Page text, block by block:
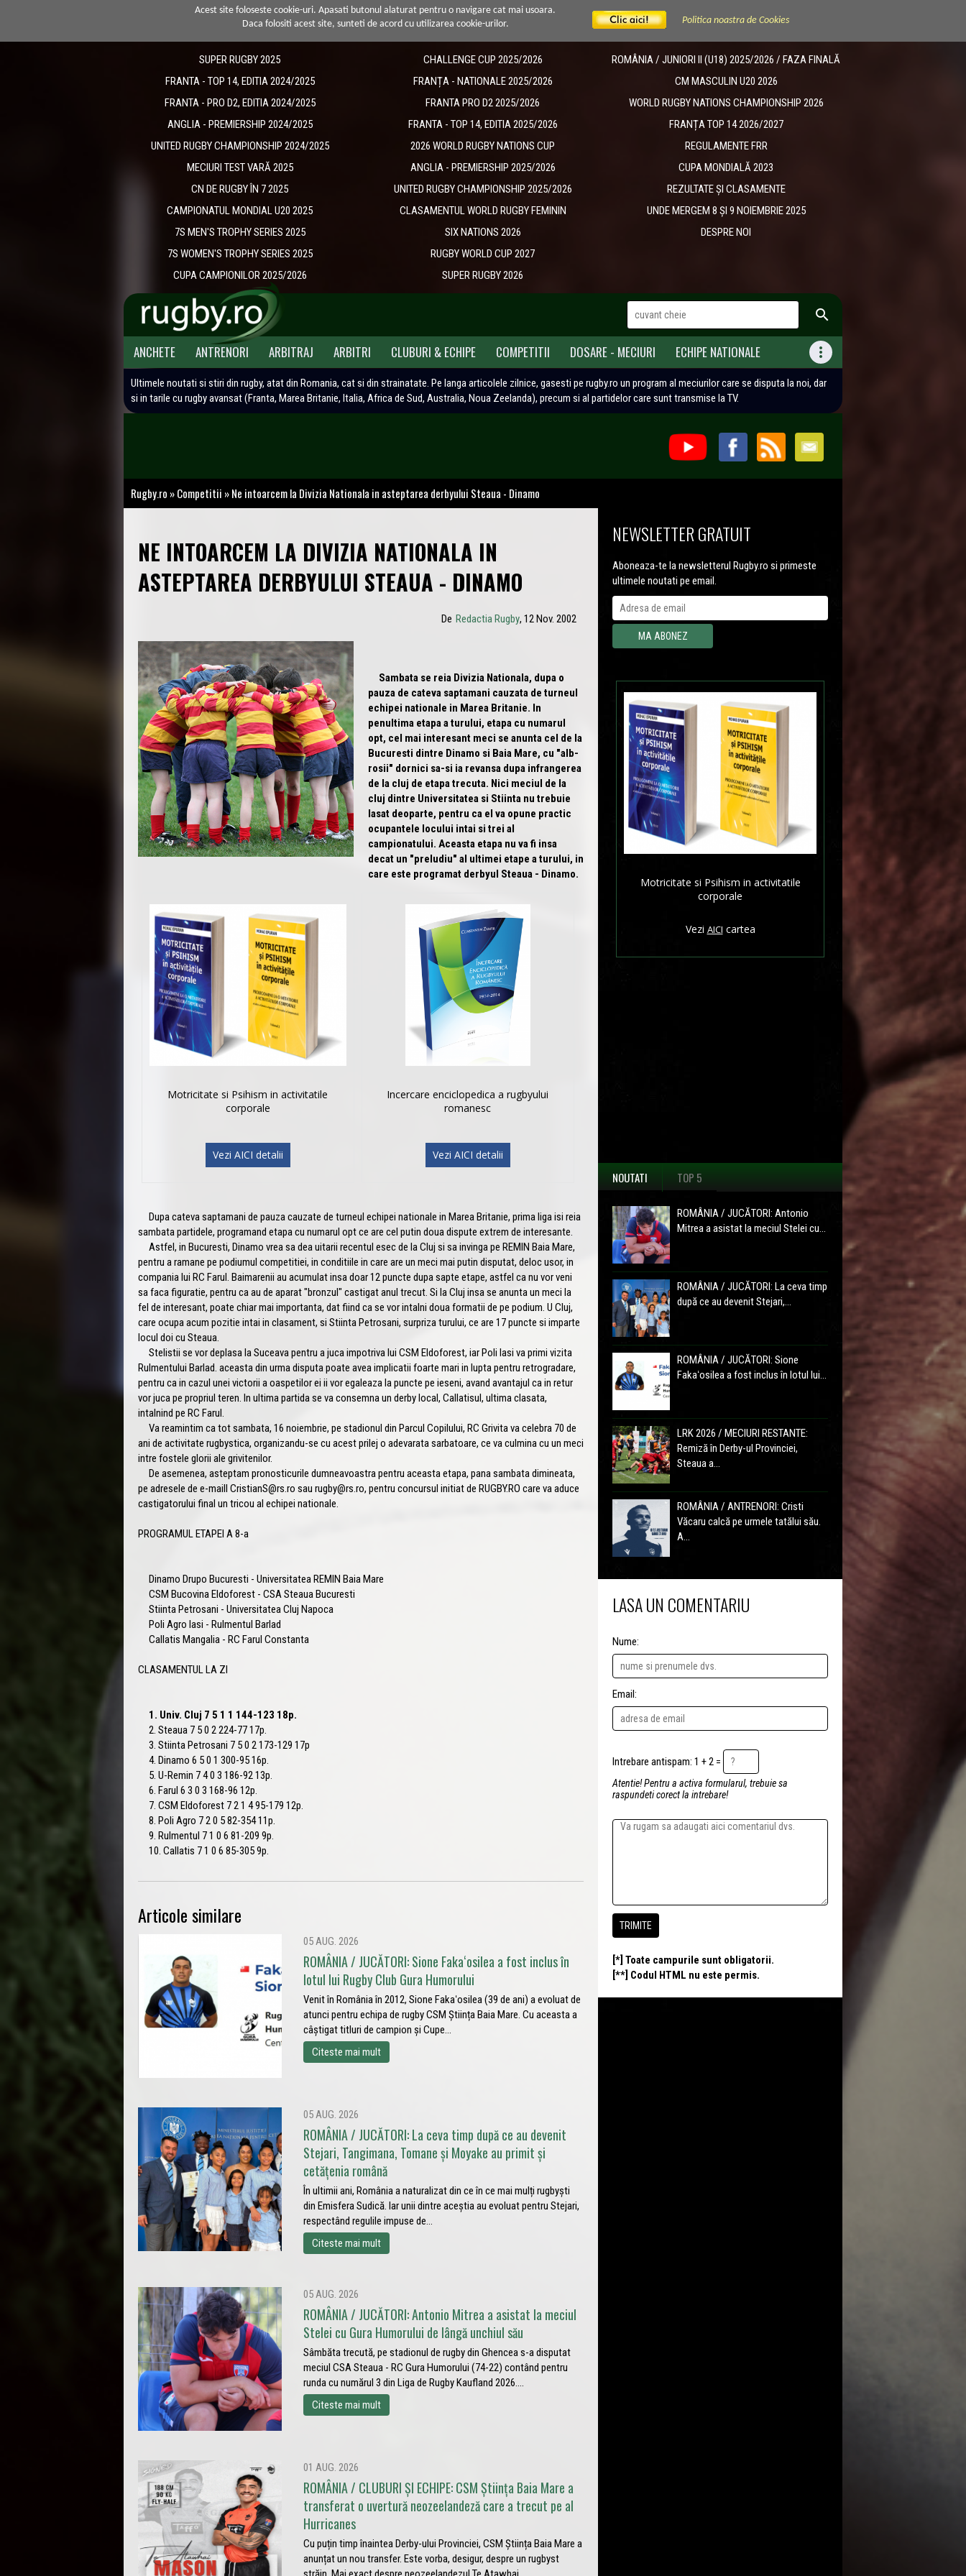
Politica noastra de Cookies
Acest site foloseste cookie-uri. Apasati butonul alaturat pentru o navigare cat mai usoara.
Daca folositi acest site, sunteti de acord cu utilizarea cookie-urilor.
SUPER RUGBY 2025
FRANTA - TOP 14, EDITIA 2024/2025
FRANTA - PRO D2, EDITIA 2024/2025
ANGLIA - PREMIERSHIP 2024/2025
UNITED RUGBY CHAMPIONSHIP 2024/2025
MECIURI TEST VARĂ 2025
CN DE RUGBY ÎN 7 2025
CAMPIONATUL MONDIAL U20 2025
7S MEN'S TROPHY SERIES 2025
7S WOMEN'S TROPHY SERIES 2025
CUPA CAMPIONILOR 2025/2026
CHALLENGE CUP 2025/2026
​FRANȚA - NATIONALE 2025/2026
FRANTA PRO D2 2025/2026
FRANTA - TOP 14, EDITIA 2025/2026
2026 WORLD RUGBY NATIONS CUP
ANGLIA - PREMIERSHIP 2025/2026
UNITED RUGBY CHAMPIONSHIP 2025/2026
CLASAMENTUL WORLD RUGBY FEMININ
SIX NATIONS 2026
RUGBY WORLD CUP 2027
SUPER RUGBY 2026
ROMÂNIA / JUNIORI II (U18) 2025/2026 / FAZA FINALĂ
CM MASCULIN U20 2026
WORLD RUGBY NATIONS CHAMPIONSHIP 2026
FRANȚA TOP 14 2026/2027
REGULAMENTE FRR
CUPA MONDIALĂ 2023
REZULTATE ȘI CLASAMENTE
UNDE MERGEM 8 ȘI 9 NOIEMBRIE 2025
DESPRE NOI

ANCHETE ANTRENORI ARBITRAJ ARBITRI CLUBURI & ECHIPE COMPETITII DOSARE - MECIURI ECHIPE NATIONALE 
Ultimele noutati si stiri din rugby, atat din Romania, cat si din strainatate. Pe langa articolele zilnice, gasesti pe rugby.ro un program al meciurilor care se disputa la noi, dar
si in tarile cu rugby avansat (Franta, Marea Britanie, Italia, Africa de Sud, Australia, Noua Zeelanda), precum si al partidelor care sunt transmise la TV.
Rugby.ro »Competitii »Ne intoarcem la Divizia Nationala in asteptarea derbyului Steaua - Dinamo
NE INTOARCEM LA DIVIZIA NATIONALA IN
ASTEPTAREA DERBYULUI STEAUA - DINAMO
De Redactia Rugby, 12 Nov. 2002
Sambata se reia Divizia Nationala, dupa o
pauza de cateva saptamani cauzata de turneul
echipei nationale in Marea Britanie. In
penultima etapa a turului, etapa cu numarul
opt, cel mai interesant meci se anunta cel de la
Bucuresti dintre Dinamo si Baia Mare, cu "alb-
rosii" dornici sa-si ia revansa dupa infrangerea
de la cluj de etapa trecuta. Nici meciul de la
cluj dintre Universitatea si Stiinta nu trebuie
lasat deoparte, pentru ca el va opune practic
ocupantele locului intai si trei al
campionatului. Aceasta etapa nu va fi insa
decat un "preludiu" al ultimei etape a turului, in
care este programat derbyul Steaua - Dinamo.
Motricitate si Psihism in activitatile
corporale
Vezi AICI detalii
Incercare enciclopedica a rugbyului
romanesc
Vezi AICI detalii
Dupa cateva saptamani de pauza cauzate de turneul echipei nationale in Marea Britanie, prima liga isi reia
sambata partidele, programand etapa cu numarul opt ce are cel putin doua dispute extrem de interesante.
Astfel, in Bucuresti, Dinamo vrea sa dea uitarii recentul esec de la Cluj si sa invinga pe REMIN Baia Mare,
pentru a ramane pe podiumul competitiei, in conditiile in care are un meci mai putin disputat, deloc usor, in
compania lui RC Farul. Baimarenii au acumulat insa doar 12 puncte dupa sapte etape, astfel ca nu vor veni
sa faca figuratie, pentru ca au de aparat "bronzul" castigat anul trecut. Si la Cluj insa se anunta un meci la
fel de interesant, poate chiar mai importanta, dat fiind ca se vor intalni doua formatii de pe podium. U Cluj,
care ocupa acum pozitie intai in clasament, si Stiinta Petrosani, surpriza turului, ce are 17 puncte si imparte
locul doi cu Steaua.
Stelistii se vor deplasa la Suceava pentru a juca impotriva lui CSM Eldoforest, iar Poli Iasi va primi vizita
Rulmentului Barlad. aceasta din urma disputa poate avea implicatii foarte mari in lupta pentru retrogradare,
pentru ca in cazul unei victorii a oaspetilor ei ii vor egaleaza la puncte pe ieseni, avand avantajul ca in retur
vor juca pe propriul teren. In ultima partida se va consemna un derby local, Callatisul, ultima clasata,
intalnind pe RC Farul.
Va reamintim ca tot sambata, 16 noiembrie, pe stadionul din Parcul Copilului, RC Grivita va celebra 70 de
ani de activitate rugbystica, organizandu-se cu acest prilej o adevarata sarbatoare, ce va culmina cu un meci
intre fostele glorii ale grivitenilor.
De asemenea, asteptam pronosticurile dumneavoastra pentru aceasta etapa, pana sambata dimineata,
pe adresele de e-maill CristianS@rs.ro sau rugby@rs.ro, pentru concursul initiat de RUGBY.RO care va aduce
castigatorului final un tricou al echipei nationale.
PROGRAMUL ETAPEI A 8-a
Dinamo Drupo Bucuresti - Universitatea REMIN Baia Mare
CSM Bucovina Eldoforest - CSA Steaua Bucuresti
Stiinta Petrosani - Universitatea Cluj Napoca
Poli Agro Iasi - Rulmentul Barlad
Callatis Mangalia - RC Farul Constanta
CLASAMENTUL LA ZI
1. Univ. Cluj 7 5 1 1 144-123 18p.
2. Steaua 7 5 0 2 224-77 17p.
3. Stiinta Petrosani 7 5 0 2 173-129 17p
4. Dinamo 6 5 0 1 300-95 16p.
5. U-Remin 7 4 0 3 186-92 13p.
6. Farul 6 3 0 3 168-96 12p.
7. CSM Eldoforest 7 2 1 4 95-179 12p.
8. Poli Agro 7 2 0 5 82-354 11p.
9. Rulmentul 7 1 0 6 81-209 9p.
10. Callatis 7 1 0 6 85-305 9p.
Articole similare
05 AUG. 2026
ROMÂNIA / JUCĂTORI: Sione Fakaʻosilea a fost inclus în
lotul lui Rugby Club Gura Humorului
Venit în România în 2012, Sione Fakaʻosilea (39 de ani) a evoluat de
atunci pentru echipa de rugby CSM Știința Baia Mare. Cu aceasta a
câștigat titluri de campion și Cupe...
Citeste mai mult
05 AUG. 2026
ROMÂNIA / JUCĂTORI: La ceva timp după ce au devenit
Stejari, Tangimana, Tomane și Moyake au primit și
cetățenia română
În ultimii ani, România a naturalizat din ce în ce mai mulți rugbyști
din Emisfera Sudică. Iar unii dintre aceștia au evoluat pentru Stejari,
respectând regulile impuse de...
Citeste mai mult
05 AUG. 2026
ROMÂNIA / JUCĂTORI: Antonio Mitrea a asistat la meciul
Stelei cu Gura Humorului de lângă unchiul său
Sâmbăta trecută, pe stadionul de rugby din Ghencea s-a disputat
meciul CSA Steaua - RC Gura Humorului (74-22) contând pentru
runda cu numărul 3 din Liga de Rugby Kaufland 2026....
Citeste mai mult
01 AUG. 2026
ROMÂNIA / CLUBURI ȘI ECHIPE: CSM Știința Baia Mare a
transferat o uvertură neozeelandeză care a trecut pe al
Hurricanes
Cu puțin timp înaintea Derby-ului Provinciei, CSM Știința Baia Mare a
anunțat un nou transfer. Este vorba, desigur, despre un rugbyst
NEWSLETTER GRATUIT
Aboneaza-te la newsletterul Rugby.ro si primeste
ultimele noutati pe email.
Motricitate si Psihism in activitatile
corporale
Vezi AICI cartea
NOUTATI TOP 5
ROMÂNIA / JUCĂTORI: Antonio
Mitrea a asistat la meciul Stelei cu...
ROMÂNIA / JUCĂTORI: La ceva timp
după ce au devenit Stejari,...
ROMÂNIA / JUCĂTORI: Sione
Fakaʻosilea a fost inclus în lotul lui...
LRK 2026 / MECIURI RESTANTE:
Remiză în Derby-ul Provinciei,
Steaua a...
ROMÂNIA / ANTRENORI: Cristi
Văcaru calcă pe urmele tatălui său.
A...
LASA UN COMENTARIU
Nume:
Email:
Intrebare antispam: 1 + 2 =
Atentie! Pentru a activa formularul, trebuie sa
raspundeti corect la intrebare!
[*] Toate campurile sunt obligatorii.
[**] Codul HTML nu este permis.